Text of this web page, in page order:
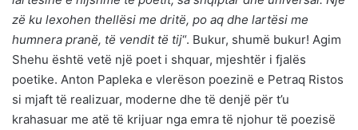
zë ku lexohen thellësi me dritë, po aq dhe lartësi me
humnera pranë, të vendit të tij“. Bukur, shumë bukur! Agim
Shehu është vetë një poet i shquar, mjeshtër i fjalës
poetike. Anton Papleka e vlerëson poezinë e Petraq Ristos
si mjaft të realizuar, moderne dhe të denjë për t’u
krahasuar me atë të krijuar nga emra të njohur të poezisë